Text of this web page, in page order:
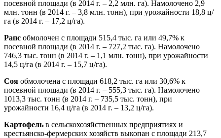
посевной площади (в 2014 г. – 2,2 млн. га). Намолочено 2,9
млн. тонн (в 2014 г. – 3,8 млн. тонн), при урожайности 18,8 ц/
га (в 2014 г. – 17,2 ц/га).
Рапс обмолочен с площади 515,4 тыс. га или 49,7% к
посевной площади (в 2014 г. – 727,2 тыс. га). Намолочено
746,3 тыс. тонн (в 2014 г. – 1,1 млн. тонн), при урожайности
14,5 ц/га (в 2014 г. – 15,7 ц/га).
Соя обмолочена с площади 618,2 тыс. га или 30,6% к
посевной площади (в 2014 г. – 555,3 тыс. га). Намолочено
1013,3 тыс. тонн (в 2014 г. – 735,5 тыс. тонн), при
урожайности 16,4 ц/га (в 2014 г. – 13,2 ц/га).
Картофель в сельскохозяйственных предприятиях и
крестьянско-фермерских хозяйств выкопан с площади 213,7